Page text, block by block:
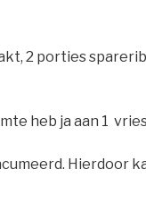
2 porties
heb ja aan 1
Hierdoor